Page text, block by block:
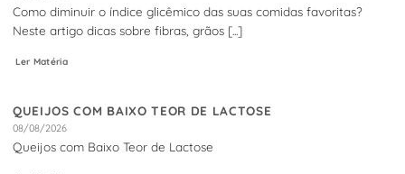
Como diminuir o índice glicêmico das suas comidas favoritas?
Neste artigo dicas sobre fibras, grãos [...]
Ler Matéria
QUEIJOS COM BAIXO TEOR DE LACTOSE
08/08/2026
Queijos com Baixo Teor de Lactose